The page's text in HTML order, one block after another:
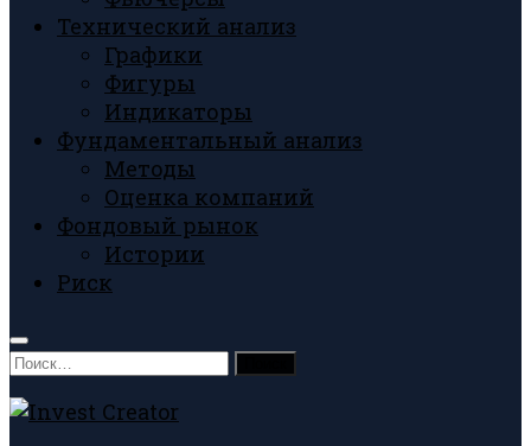
Технический анализ
Графики
Фигуры
Индикаторы
Фундаментальный анализ
Методы
Оценка компаний
Фондовый рынок
Истории
Риск
Найти: